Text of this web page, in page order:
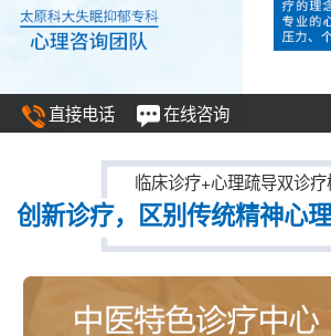
直接电话 在线咨询
临床诊疗+心理疏导双诊
创新诊疗，区别传统精神心